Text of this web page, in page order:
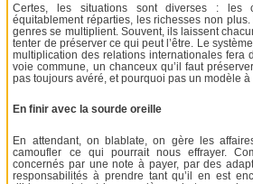
Certes, les situations sont diverses : les
équitablement réparties, les richesses non
genres se multiplient. Souvent, ils laissent
tenter de préserver ce qui peut l’être. Le
multiplication des relations internationales fera
voie commune, un chanceux qu’il faut
pas toujours avéré, et pourquoi pas un modèle à
En finir avec la sourde oreille
En attendant, on blablate, on gère les
camoufler ce qui pourrait nous effrayer.
concernés par une note à payer, par des
responsabilités à prendre tant qu’il en est